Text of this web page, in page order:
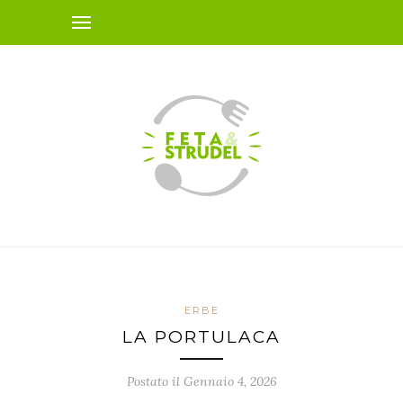
ERBE
LA PORTULACA
Postato il Gennaio 4, 2026